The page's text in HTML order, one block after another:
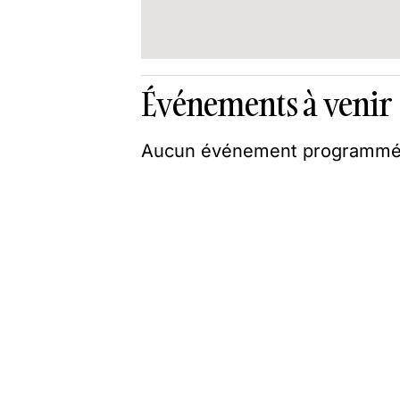
Événements à venir
Aucun événement